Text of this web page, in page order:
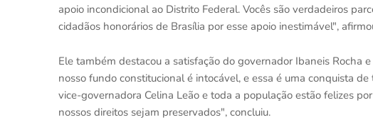
apoio incondicional ao Distrito Federal. Vocês são verdadeiros
cidadãos honorários de Brasília por esse apoio inestimável",
Ele também destacou a satisfação do governador Ibaneis Rocha
nosso fundo constitucional é intocável, e essa é uma conquista
vice-governadora Celina Leão e toda a população estão felizes
nossos direitos sejam preservados", concluiu.